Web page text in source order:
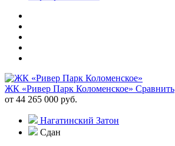
ЖК «Ривер Парк Коломенское» Сравнить
от 44 265 000 руб.
Нагатинский Затон
Сдан